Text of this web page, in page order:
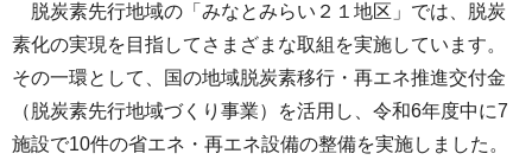
脱炭素先行地域の「みなとみらい２１地区」では、脱炭
素化の実現を目指してさまざまな取組を実施しています。
その一環として、国の地域脱炭素移行・再エネ推進交付金
（脱炭素先行地域づくり事業）を活用し、令和6年度中に7
施設で10件の省エネ・再エネ設備の整備を実施しました。